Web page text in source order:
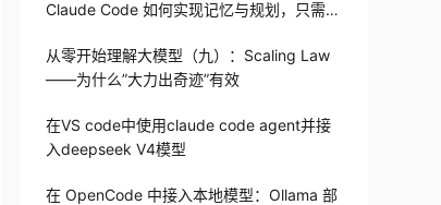
Claude Code 如何实现记忆与规划，只需1
从零开始理解大模型（九）：Scaling Law
——为什么”大力出奇迹”有效
在VS code中使用claude code agent并接
入deepseek V4模型
在 OpenCode 中接入本地模型：Ollama 部